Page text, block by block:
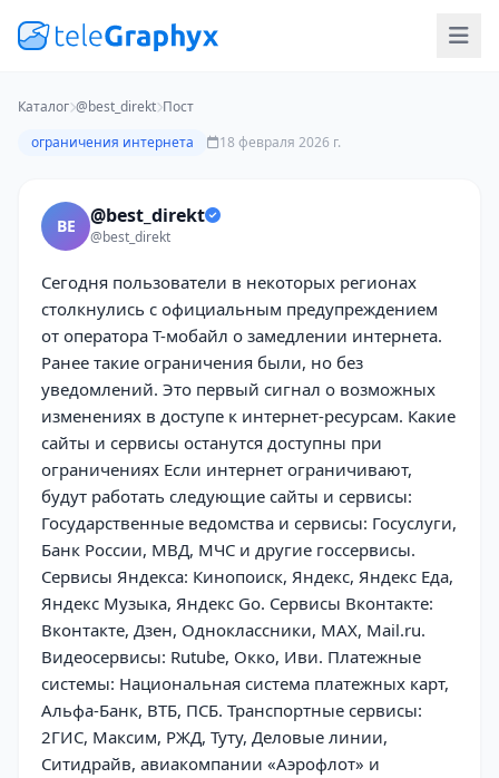
Каталог @best_direkt Пост
ограничения интернета
18 февраля 2026 г.
BE @best_direkt
@best_direkt
Сегодня пользователи в некоторых регионах
столкнулись с официальным предупреждением
от оператора Т-мобайл о замедлении интернета.
Ранее такие ограничения были, но без
уведомлений. Это первый сигнал о возможных
изменениях в доступе к интернет-ресурсам. Какие
сайты и сервисы останутся доступны при
ограничениях Если интернет ограничивают,
будут работать следующие сайты и сервисы:
Государственные ведомства и сервисы: Госуслуги,
Банк России, МВД, МЧС и другие госсервисы.
Сервисы Яндекса: Кинопоиск, Яндекс, Яндекс Еда,
Яндекс Музыка, Яндекс Go. Сервисы Вконтакте:
Вконтакте, Дзен, Одноклассники, MAX, Mail.ru.
Видеосервисы: Rutube, Окко, Иви. Платежные
системы: Национальная система платежных карт,
Альфа-Банк, ВТБ, ПСБ. Транспортные сервисы:
2ГИС, Максим, РЖД, Туту, Деловые линии,
Ситидрайв, авиакомпании «Аэрофлот» и